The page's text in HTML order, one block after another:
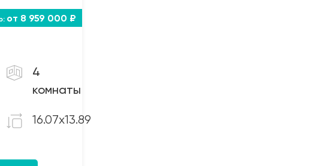
от 8 959 000 ₽
4
комнаты
16.07x13.89